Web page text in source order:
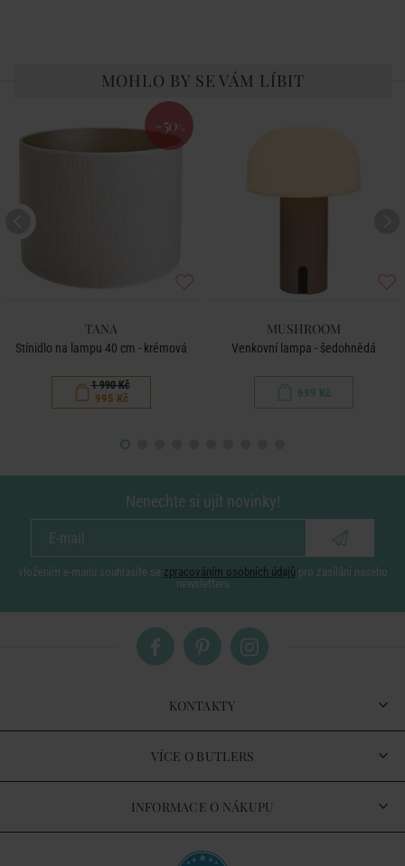
MOHLO BY SE VÁM LÍBIT
-50 %
TANA
Stínidlo na lampu 40 cm - krémová
1 990 Kč
995 Kč
MUSHROOM
Venkovní lampa - šedohnědá
699 Kč
Nenechte si ujít novinky!
vložením e-mailu souhlasíte se zpracováním osobních údajů pro zasílání našeho
newsletteru
KONTAKTY
VÍCE O BUTLERS
INFORMACE O NÁKUPU